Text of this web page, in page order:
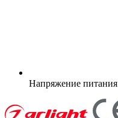
Напряжение питания